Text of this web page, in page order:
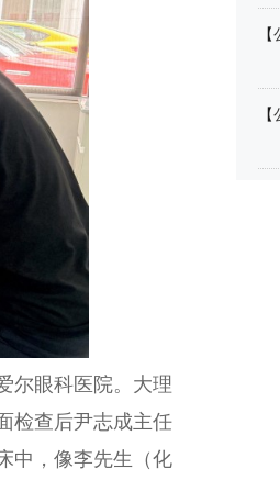
尔眼科医院。大理
检查后尹志成主任
中，像李先生（化
【
【